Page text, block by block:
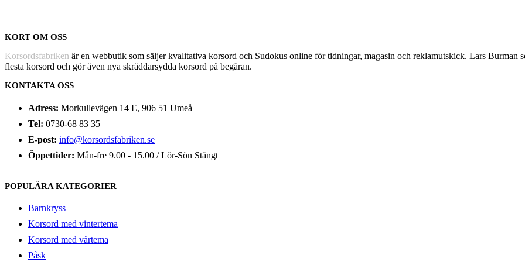
KORT OM OSS
Korsordsfabriken är en webbutik som säljer kvalitativa korsord och Sudokus online för tidningar, magasin och reklamutskick. Lars Burman
flesta korsord och gör även nya skräddarsydda korsord på begäran.
KONTAKTA OSS
Adress: Morkullevägen 14 E, 906 51 Umeå
Tel: 0730-68 83 35
E-post: info@korsordsfabriken.se
Öppettider: Mån-fre 9.00 - 15.00 / Lör-Sön Stängt
POPULÄRA KATEGORIER
Barnkryss
Korsord med vintertema
Korsord med vårtema
Påsk